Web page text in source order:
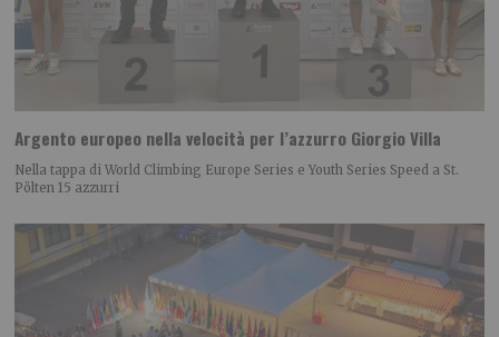
Argento europeo nella velocità per l’azzurro Giorgio Villa
Nella tappa di World Climbing Europe Series e Youth Series Speed a St.
Pölten 15 azzurri